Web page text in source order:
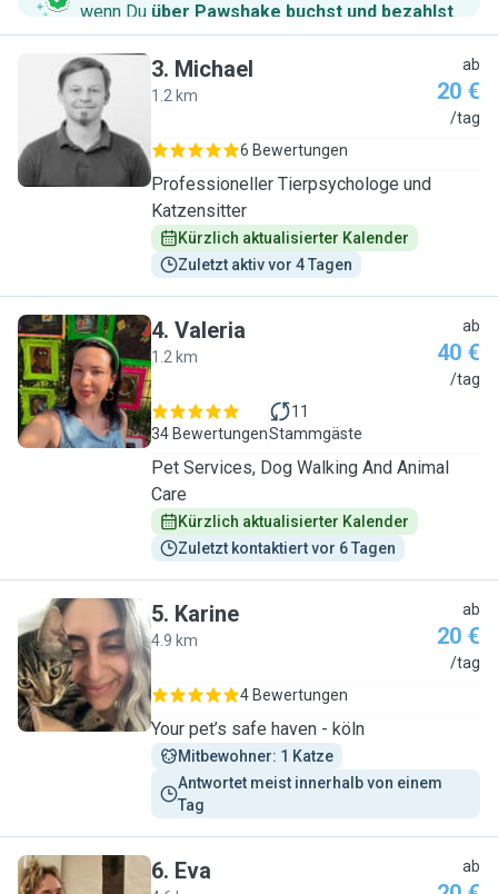
wenn Du über Pawshake buchst und bezahlst.
M
3. Michael
1.2 km
ab
20 €
/tag
6 Bewertungen
Professioneller Tierpsychologe und
Katzensitter
Kürzlich aktualisierter Kalender
Zuletzt aktiv vor 4 Tagen
V
4. Valeria
1.2 km
ab
40 €
/tag
34 Bewertungen
11
Stammgäste
Pet Services, Dog Walking And Animal
Care
Kürzlich aktualisierter Kalender
Zuletzt kontaktiert vor 6 Tagen
K
5. Karine
4.9 km
ab
20 €
/tag
4 Bewertungen
Your pet’s safe haven - köln
Mitbewohner: 1 Katze
Antwortet meist innerhalb von einem
Tag
6. Eva ab